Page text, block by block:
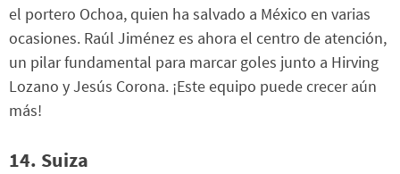
el portero Ochoa, quien ha salvado a México en varias
ocasiones. Raúl Jiménez es ahora el centro de atención,
un pilar fundamental para marcar goles junto a Hirving
Lozano y Jesús Corona. ¡Este equipo puede crecer aún
más!
14. Suiza